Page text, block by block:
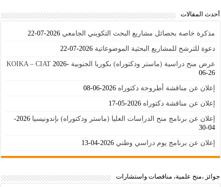
أحدث المقالات
مذكرة خاصة بحصائل مشاريع البحث التكويني الجامعي 2026-07-22
دعوة للترشح للمشاريع البحثية الموضوعاتية 2026-07-22
عرض منح دراسية (ماستر ودكتوراه) بكوريا الجنوبية KOIKA – CIAT2026-
06-26
إعلان عن مناقشة أطروحة دكتوراه 2026-06-08
إعلان عن مناقشة دكتوراه 2026-05-17
إعلان عن برنامج منح الدراسات العليا (ماستر ودكتوراه) بإندونيسيا
2026-
04-30
إعلان عن برنامج يوم دراسي وطني 2026-04-13
جوائز ،منح علمية، مناقصات واستشارات